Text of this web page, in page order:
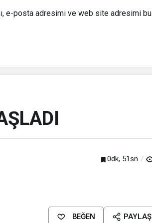
e-posta adresimi ve web site adresimi bu
0dk, 51sn
BEĞEN PAYLAŞ